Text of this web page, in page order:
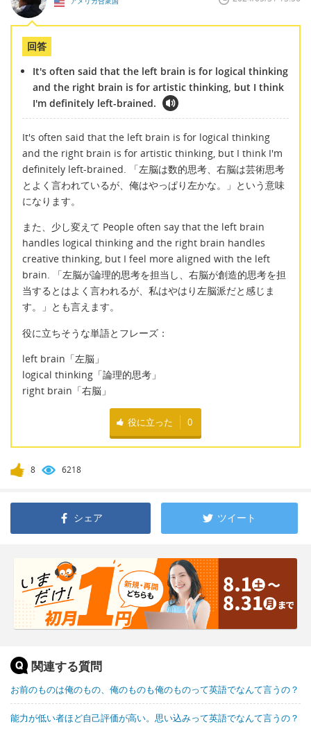
回答
It's often said that the left brain is for logical thinking
and the right brain is for artistic thinking, but I think
I'm definitely left-brained.
It's often said that the left brain is for logical thinking
and the right brain is for artistic thinking, but I think I'm
definitely left-brained. 「左脳は数的思考、右脳は芸術思考
とよく言われているが、俺はやっぱり左かな。」という意味
になります。
また、少し変えて People often say that the left brain
handles logical thinking and the right brain handles
creative thinking, but I feel more aligned with the left
brain. 「左脳が論理的思考を担当し、右脳が創造的思考を担
当するとはよく言われるが、私はやはり左脳派だと感じま
す。」とも言えます。
役に立ちそうな単語とフレーズ：
left brain「左脳」
logical thinking「論理的思考」
right brain「右脳」
役に立った 0
8 6218
シェア ツイート
関連する質問
お前のものは俺のもの、俺のものも俺のものって英語でなんて言うの？
能力が低い者ほど自己評価が高い。思い込みって英語でなんて言うの？